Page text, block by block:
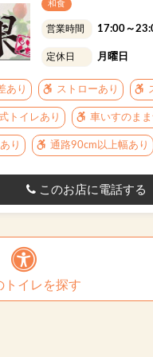
和食
営業時間 17:00～
定休日 月曜日
あり ストローあり
トイレあり 車いすのまま
り 通路90cm以上幅あり
このお店に電話する
トイレを探す